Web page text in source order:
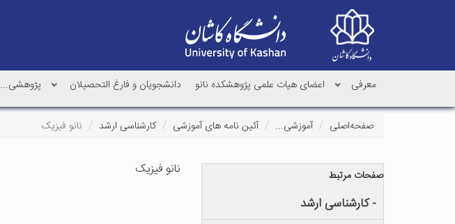
معرفی اعضای هیات علمی پژوهشکده نانو دانشجویان و فارغ التحصیلان پژوهشی...
صفحه‌اصلی آموزشی... آئین نامه های آموزشی کارشناسی ارشد نانو فیزیک
نانو فیزیک صفحات مرتبط
- کارشناسی ارشد